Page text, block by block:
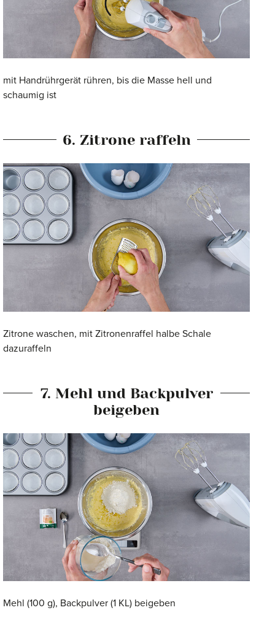
mit Handrührgerät rühren, bis die Masse hell und
schaumig ist
6. Zitrone raffeln
Zitrone waschen, mit Zitronenraffel halbe Schale
dazuraffeln
7. Mehl und Backpulver
beigeben
Mehl (100 g), Backpulver (1 KL) beigeben